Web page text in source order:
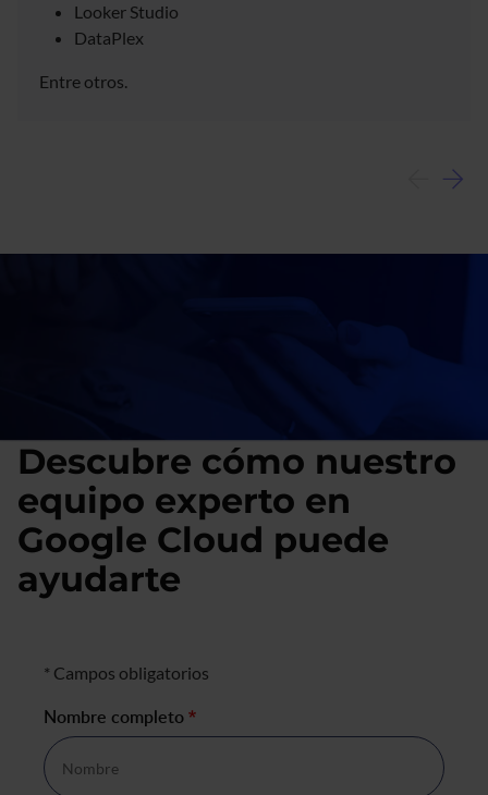
Looker Studio
DataPlex
Entre otros.
Descubre cómo nuestro
equipo experto en
Google Cloud puede
ayudarte
Formulario de negocio
* Campos obligatorios
Nombre completo *